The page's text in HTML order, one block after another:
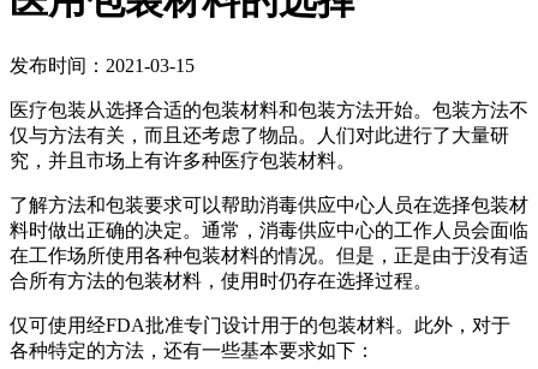
发布时间：2021-03-15
医疗包装从选择合适的包装材料和包装方法开始。包装方法不
仅与方法有关，而且还考虑了物品。人们对此进行了大量研
究，并且市场上有许多种医疗包装材料。
了解方法和包装要求可以帮助消毒供应中心人员在选择包装材
料时做出正确的决定。通常，消毒供应中心的工作人员会面临
在工作场所使用各种包装材料的情况。但是，正是由于没有适
合所有方法的包装材料，使用时仍存在选择过程。
仅可使用经FDA批准专门设计用于的包装材料。此外，对于
各种特定的方法，还有一些基本要求如下：